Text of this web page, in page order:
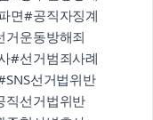
면#공직자징계
거운동방해죄
#선거범죄사례
선거법위반
직선거법위반